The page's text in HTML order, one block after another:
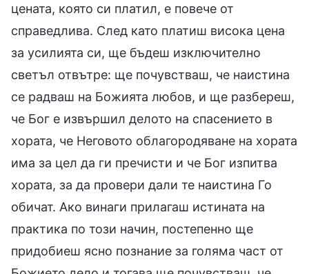
цената, която си платил, е повече от
справедлива. След като платиш висока цена
за усилията си, ще бъдеш изключително
светъл отвътре: ще почувстваш, че наистина
се радваш на Божията любов, и ще разбереш,
че Бог е извършил делото на спасението в
хората, че Неговото облагородяване на хората
има за цел да ги пречисти и че Бог изпитва
хората, за да провери дали те наистина Го
обичат. Ако винаги прилагаш истината на
практика по този начин, постепенно ще
придобиеш ясно познание за голяма част от